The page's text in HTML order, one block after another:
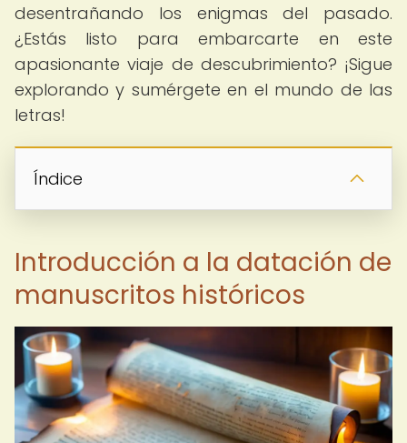
desentrañando los enigmas del pasado.
¿Estás listo para embarcarte en este
apasionante viaje de descubrimiento? ¡Sigue
explorando y sumérgete en el mundo de las
letras!
Índice
Introducción a la datación de
manuscritos históricos